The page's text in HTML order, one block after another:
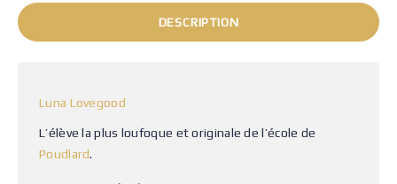
DESCRIPTION
Luna Lovegood
L’élève la plus loufoque et originale de l’école de
Poudlard.